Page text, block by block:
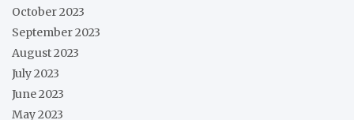
October 2023
September 2023
August 2023
July 2023
June 2023
May 2023